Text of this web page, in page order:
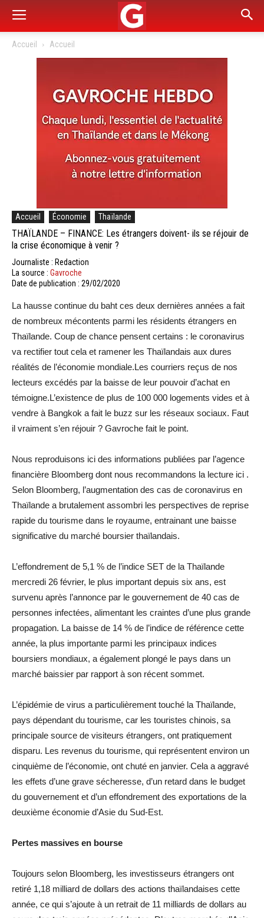
Accueil Accueil
Accueil Économie Thaïlande
THAÏLANDE – FINANCE: Les étrangers doivent- ils se réjouir de
la crise économique à venir ?
Journaliste : Redaction
La source : Gavroche
Date de publication : 29/02/2020
La hausse continue du baht ces deux dernières années a fait
de nombreux mécontents parmi les résidents étrangers en
Thaïlande. Coup de chance pensent certains : le coronavirus
va rectifier tout cela et ramener les Thaïlandais aux dures
réalités de l’économie mondiale.Les courriers reçus de nos
lecteurs excédés par la baisse de leur pouvoir d’achat en
témoigne.L’existence de plus de 100 000 logements vides et à
vendre à Bangkok a fait le buzz sur les réseaux sociaux. Faut
il vraiment s’en réjouir ? Gavroche fait le point.
Nous reproduisons ici des informations publiées par l’agence
financière Bloomberg dont nous recommandons la lecture ici .
Selon Bloomberg, l’augmentation des cas de coronavirus en
Thaïlande a brutalement assombri les perspectives de reprise
rapide du tourisme dans le royaume, entrainant une baisse
significative du marché boursier thaïlandais.
L’effondrement de 5,1 % de l’indice SET de la Thaïlande
mercredi 26 février, le plus important depuis six ans, est
survenu après l’annonce par le gouvernement de 40 cas de
personnes infectées, alimentant les craintes d’une plus grande
propagation. La baisse de 14 % de l’indice de référence cette
année, la plus importante parmi les principaux indices
boursiers mondiaux, a également plongé le pays dans un
marché baissier par rapport à son récent sommet.
L’épidémie de virus a particulièrement touché la Thaïlande,
pays dépendant du tourisme, car les touristes chinois, sa
principale source de visiteurs étrangers, ont pratiquement
disparu. Les revenus du tourisme, qui représentent environ un
cinquième de l’économie, ont chuté en janvier. Cela a aggravé
les effets d’une grave sécheresse, d’un retard dans le budget
du gouvernement et d’un effondrement des exportations de la
deuxième économie d’Asie du Sud-Est.
Pertes massives en bourse
Toujours selon Bloomberg, les investisseurs étrangers ont
retiré 1,18 milliard de dollars des actions thaïlandaises cette
année, ce qui s’ajoute à un retrait de 11 milliards de dollars au